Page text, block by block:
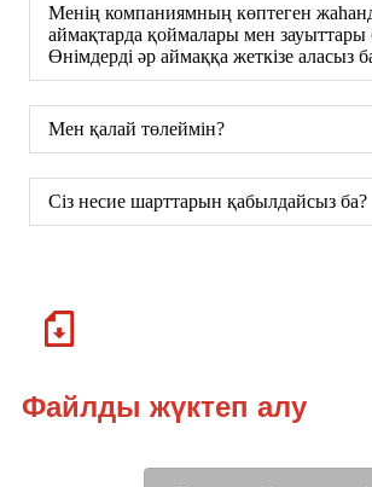
Менің компаниямның көптеген
аймақтарда қоймалары мен зауыттары
Өнімдерді әр аймаққа жеткізе аласыз
Мен қалай төлеймін?
Сіз несие шарттарын қабылдайсыз ба?
Файлды жүктеп алу